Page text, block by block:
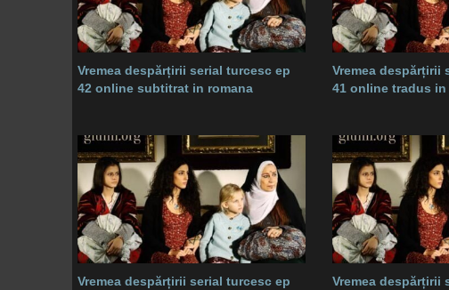
Vremea despărțirii serial turcesc ep
42 online subtitrat in romana
Vremea despărțirii
41 online tradus in
Vremea despărțirii serial turcesc ep
Vremea despărțirii